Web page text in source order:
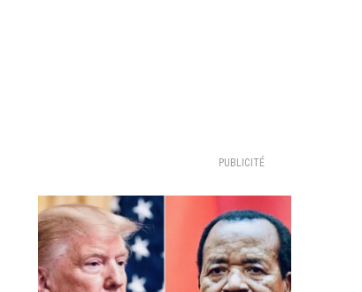
PUBLICITÉ